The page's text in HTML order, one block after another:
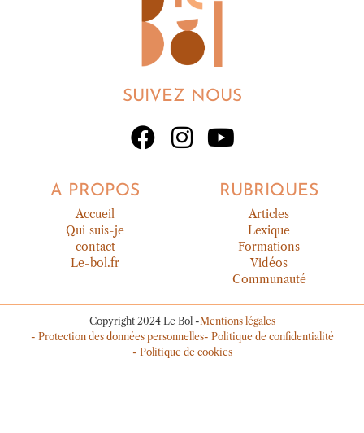
SUIVEZ NOUS
A PROPOS
Accueil
Qui suis-je
contact
Le-bol.fr
RUBRIQUES
Articles
Lexique
Formations
Vidéos
Communauté
Copyright 2024 Le Bol -Mentions légales
- Protection des données personnelles- Politique de confidentialité
- Politique de cookies